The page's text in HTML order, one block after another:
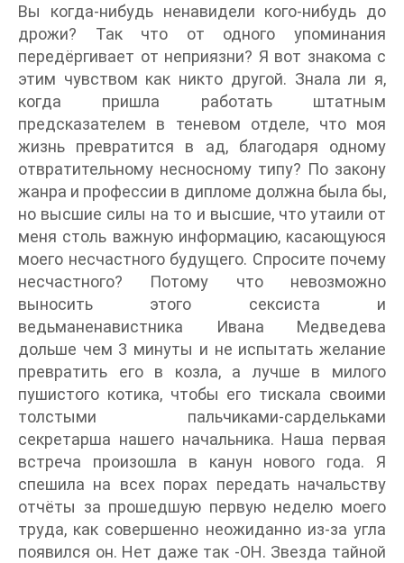
Вы когда-нибудь ненавидели кого-нибудь до
дрожи? Так что от одного упоминания
передёргивает от неприязни? Я вот знакома с
этим чувством как никто другой. Знала ли я,
когда пришла работать штатным
предсказателем в теневом отделе, что моя
жизнь превратится в ад, благодаря одному
отвратительному несносному типу? По закону
жанра и профессии в дипломе должна была бы,
но высшие силы на то и высшие, что утаили от
меня столь важную информацию, касающуюся
моего несчастного будущего. Спросите почему
несчастного? Потому что невозможно
выносить этого сексиста и
ведьманенавистника Ивана Медведева
дольше чем 3 минуты и не испытать желание
превратить его в козла, а лучше в милого
пушистого котика, чтобы его тискала своими
толстыми пальчиками-сардельками
секретарша нашего начальника. Наша первая
встреча произошла в канун нового года. Я
спешила на всех порах передать начальству
отчёты за прошедшую первую неделю моего
труда, как совершенно неожиданно из-за угла
появился он. Нет даже так -ОН. Звезда тайной